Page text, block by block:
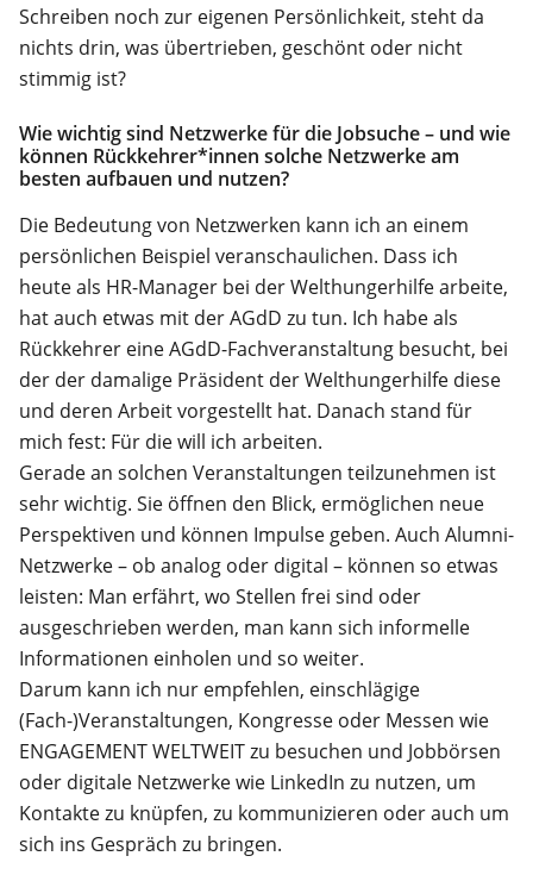
Schreiben noch zur eigenen Persönlichkeit, steht da
nichts drin, was übertrieben, geschönt oder nicht
stimmig ist?
Wie wichtig sind Netzwerke für die Jobsuche – und wie
können Rückkehrer*innen solche Netzwerke am
besten aufbauen und nutzen?
Die Bedeutung von Netzwerken kann ich an einem
persönlichen Beispiel veranschaulichen. Dass ich
heute als HR-Manager bei der Welthungerhilfe arbeite,
hat auch etwas mit der AGdD zu tun. Ich habe als
Rückkehrer eine AGdD-Fachveranstaltung besucht, bei
der der damalige Präsident der Welthungerhilfe diese
und deren Arbeit vorgestellt hat. Danach stand für
mich fest: Für die will ich arbeiten.
Gerade an solchen Veranstaltungen teilzunehmen ist
sehr wichtig. Sie öffnen den Blick, ermöglichen neue
Perspektiven und können Impulse geben. Auch Alumni-
Netzwerke – ob analog oder digital – können so etwas
leisten: Man erfährt, wo Stellen frei sind oder
ausgeschrieben werden, man kann sich informelle
Informationen einholen und so weiter.
Darum kann ich nur empfehlen, einschlägige
(Fach-)Veranstaltungen, Kongresse oder Messen wie
ENGAGEMENT WELTWEIT zu besuchen und Jobbörsen
oder digitale Netzwerke wie LinkedIn zu nutzen, um
Kontakte zu knüpfen, zu kommunizieren oder auch um
sich ins Gespräch zu bringen.